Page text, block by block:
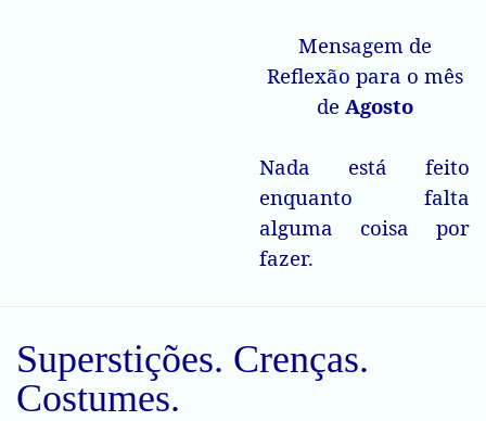
Mensagem de
Reflexão para o mês
de Agosto
Nada está feito
enquanto falta
alguma coisa por
fazer.
Superstições. Crenças.
Costumes.